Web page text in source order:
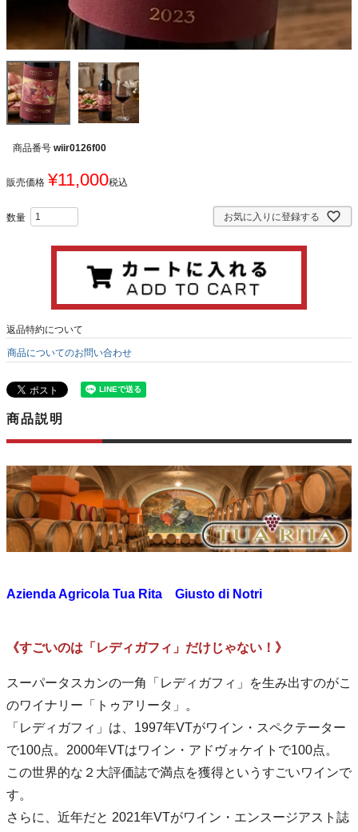
商品番号 wiir0126f00
販売価格 ¥11,000税込
お気に入りに登録する
返品特約について
商品についてのお問い合わせ
商品説明
Azienda Agricola Tua Rita Giusto di Notri
《すごいのは「レディガフィ」だけじゃない！》
スーパータスカンの一角「レディガフィ」を生み出すのがこ
のワイナリー「トゥアリータ」。
「レディガフィ」は、1997年VTがワイン・スペクテーター
で100点。2000年VTはワイン・アドヴォケイトで100点。
この世界的な２大評価誌で満点を獲得というすごいワインで
す。
さらに、近年だと 2021年VTがワイン・エンスージアスト誌